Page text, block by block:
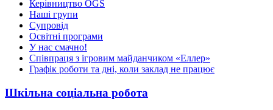
Керівництво OGS
Наші групи
Супровід
Освітні програми
У нас смачно!
Співпраця з ігровим майданчиком «Еллер»
Графік роботи та дні, коли заклад не працює
Шкільна соціальна робота